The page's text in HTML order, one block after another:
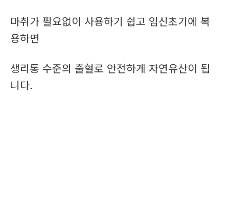
마취가 필요없이 사용하기 쉽고 임신초기에 복
용하면
생리통 수준의 출혈로 안전하게 자연유산이 됩
니다.